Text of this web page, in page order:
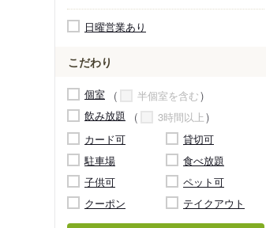
日曜営業あり
こだわり
個室
半個室を含む
飲み放題
3時間以上
カード可
貸切可
駐車場
食べ放題
子供可
ペット可
クーポン
テイクアウト